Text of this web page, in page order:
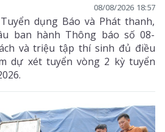
08/08/2026 18:57
dụng Báo và Phát thanh,
ban hành Thông báo số 08-
và triệu tập thí sinh đủ điều
dự xét tuyển vòng 2 kỳ tuyển